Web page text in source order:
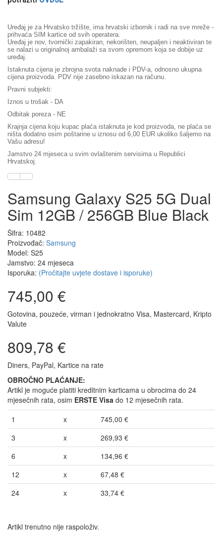
Uređaj je za Hrvatsko tržište, ima hrvatski izbornik i radi na sve mreže -
prihvaća SIM kartice od svih operatera.
Uređaj je nov, tvornički zapakiran, nekorišten, neupaljen i neaktiviran te
se nalazi u originalnoj ambalaži sa svom opremom koja se dobije uz
uređaj.
Istaknuta cijena je zbrojna svota naknade i PDV-a, odnosno ukupna
cijena proizvoda. PDV nije zasebno iskazan na računu.
Pravni subjekti:
Iznos u trošak - DA
Odbitak poreza - NE
Krajnja cijena koju kupac plaća istaknuta je kod proizvoda, ne plaća se
ništa dodatno osim poštarine u iznosu od 6,00 EUR ukoliko šaljemo na
Vašu adresu!
Jamstvo 24 mjeseca u svim ovlaštenim servisima u Republici
Hrvatskoj.
Samsung Galaxy S25 5G Dual
Sim 12GB / 256GB Blue Black
Šifra: 10482
Proizvođač: Samsung
Model: S25
Jamstvo: 24 mjeseca
Isporuka: (Pročitajte uvjete dostave i isporuke)
745,00 €
Gotovina, pouzeće, virman i jednokratno Visa, Mastercard, Kripto
Valute
809,78 €
Diners, PayPal, Kartice na rate
OBROČNO PLAĆANJE:
Artikl je moguće platiti kreditnim karticama u obrocima do 24
mjesečnih rata, osim ERSTE Visa do 12 mjesečnih rata.
1
x
745,00 €
3
x
269,93 €
6
x
134,96 €
12
x
67,48 €
24
x 33,74 €
Artikl trenutno nije raspoloživ.